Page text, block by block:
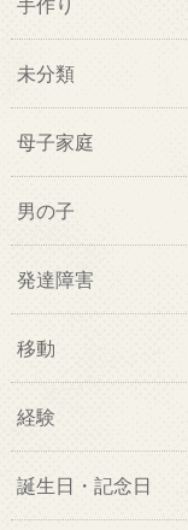
未分類
母子家庭
男の子
発達障害
移動
経験
誕生日・記念日